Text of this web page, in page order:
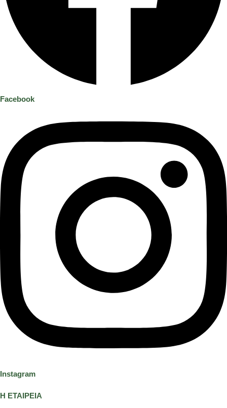
Facebook
Instagram
Η ΕΤΑΙΡΕΙΑ